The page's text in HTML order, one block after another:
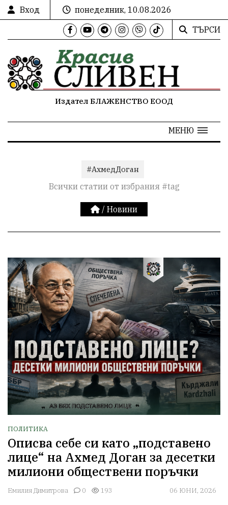
Вход
понеделник, 10.08.2026
ТЪРСИ
Издател БЛАЖЕНСТВО ЕООД
МЕНЮ
#АхмедДоган
Всички статии от избрания #tag
/ Новини
ПОЛИТИКА
Описва себе си като „подставено
лице“ на Ахмед Доган за десетки
милиони обществени поръчки
Емилия Димитрова 0 193 06 ЮНИ, 2026